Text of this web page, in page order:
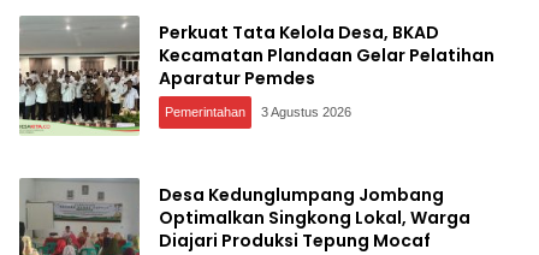
Perkuat Tata Kelola Desa, BKAD
Kecamatan Plandaan Gelar Pelatihan
Aparatur Pemdes
Pemerintahan 3 Agustus 2026
Desa Kedunglumpang Jombang
Optimalkan Singkong Lokal, Warga
Diajari Produksi Tepung Mocaf